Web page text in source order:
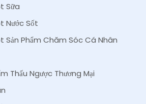
Sữa
Nước Sốt
Sản Phẩm Chăm Sóc Cá Nhân
Thấu Ngược Thương Mại